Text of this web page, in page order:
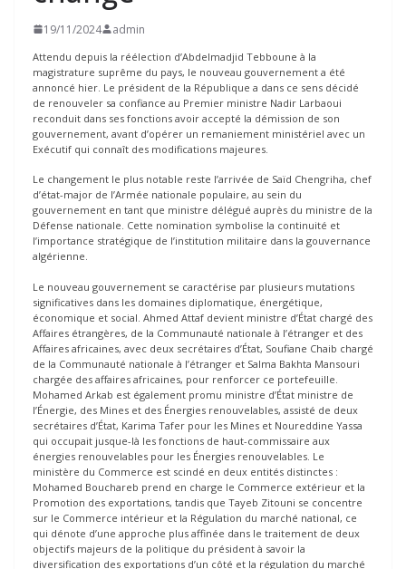
19/11/2024 admin
Attendu depuis la réélection d’Abdelmadjid Tebboune à la
magistrature suprême du pays, le nouveau gouvernement a été
annoncé hier. Le président de la République a dans ce sens décidé
de renouveler sa confiance au Premier ministre Nadir Larbaoui
reconduit dans ses fonctions avoir accepté la démission de son
gouvernement, avant d’opérer un remaniement ministériel avec un
Exécutif qui connaît des modifications majeures.
Le changement le plus notable reste l’arrivée de Saïd Chengriha, chef
d’état-major de l’Armée nationale populaire, au sein du
gouvernement en tant que ministre délégué auprès du ministre de la
Défense nationale. Cette nomination symbolise la continuité et
l’importance stratégique de l’institution militaire dans la gouvernance
algérienne.
Le nouveau gouvernement se caractérise par plusieurs mutations
significatives dans les domaines diplomatique, énergétique,
économique et social. Ahmed Attaf devient ministre d’État chargé des
Affaires étrangères, de la Communauté nationale à l’étranger et des
Affaires africaines, avec deux secrétaires d’État, Soufiane Chaib chargé
de la Communauté nationale à l’étranger et Salma Bakhta Mansouri
chargée des affaires africaines, pour renforcer ce portefeuille.
Mohamed Arkab est également promu ministre d’État ministre de
l’Énergie, des Mines et des Énergies renouvelables, assisté de deux
secrétaires d’État, Karima Tafer pour les Mines et Noureddine Yassa
qui occupait jusque-là les fonctions de haut-commissaire aux
énergies renouvelables pour les Énergies renouvelables. Le
ministère du Commerce est scindé en deux entités distinctes :
Mohamed Bouchareb prend en charge le Commerce extérieur et la
Promotion des exportations, tandis que Tayeb Zitouni se concentre
sur le Commerce intérieur et la Régulation du marché national, ce
qui dénote d’une approche plus affinée dans le traitement de deux
objectifs majeurs de la politique du président à savoir la
diversification des exportations d’un côté et la régulation du marché